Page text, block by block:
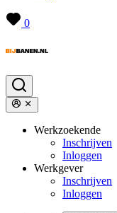
0
Werkzoekende
Inschrijven
Inloggen
Werkgever
Inschrijven
Inloggen